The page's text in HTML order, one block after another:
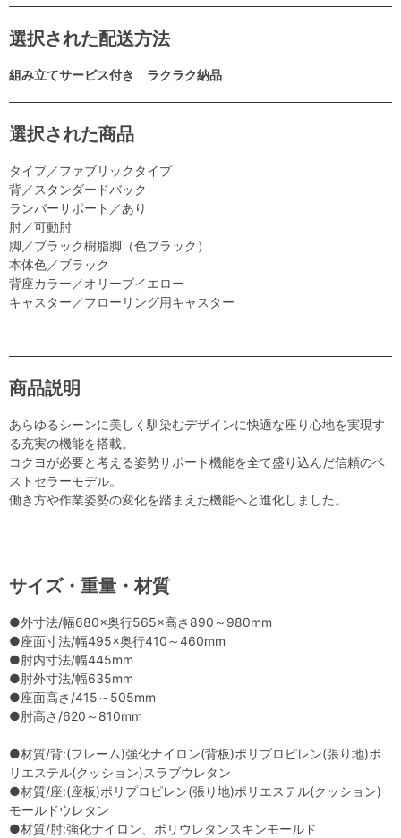
選択された配送方法
組み立てサービス付き ラクラク納品
選択された商品
タイプ／ファブリックタイプ
背／スタンダードバック
ランバーサポート／あり
肘／可動肘
脚／ブラック樹脂脚（色ブラック）
本体色／ブラック
背座カラー／オリーブイエロー
キャスター／フローリング用キャスター
商品説明
あらゆるシーンに美しく馴染むデザインに快適な座り心地を実現す
る充実の機能を搭載。
コクヨが必要と考える姿勢サポート機能を全て盛り込んだ信頼のベ
ストセラーモデル。
働き方や作業姿勢の変化を踏まえた機能へと進化しました。
サイズ・重量・材質
●外寸法/幅680×奥行565×高さ890～980mm
●座面寸法/幅495×奥行410～460mm
●肘内寸法/幅445mm
●肘外寸法/幅635mm
●座面高さ/415～505mm
●肘高さ/620～810mm
●材質/背:(フレーム)強化ナイロン(背板)ポリプロピレン(張り地)ポ
リエステル(クッション)スラブウレタン
●材質/座:(座板)ポリプロピレン(張り地)ポリエステル(クッション)
モールドウレタン
●材質/肘:強化ナイロン、ポリウレタンスキンモールド